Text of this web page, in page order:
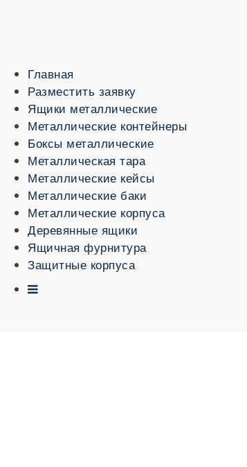
Главная
Разместить заявку
Ящики металлические
Металлические контейнеры
Боксы металлические
Металлическая тара
Металлические кейсы
Металлические баки
Металлические корпуса
Деревянные ящики
Ящичная фурнитура
Защитные корпуса